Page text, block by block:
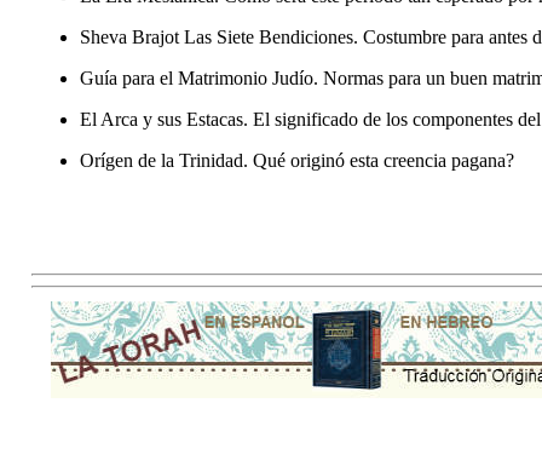
Sheva Brajot Las Siete Bendiciones. Costumbre para antes
Guía para el Matrimonio Judío. Normas para un buen
El Arca y sus Estacas. El significado de los componentes
Orígen de la Trinidad. Qué originó esta creencia pagana?